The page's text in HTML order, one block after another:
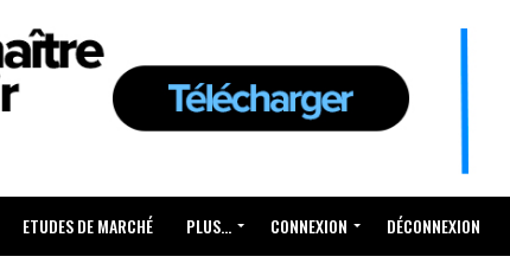
ETUDES DE MARCHÉ PLUS… CONNEXION DÉCONNEXION